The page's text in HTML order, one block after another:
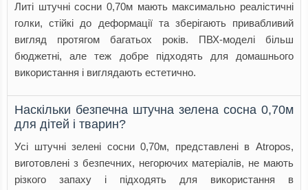
Литі штучні сосни 0,70м мають максимально реалістичні
голки, стійкі до деформації та зберігають привабливий
вигляд протягом багатьох років. ПВХ-моделі більш
бюджетні, але теж добре підходять для домашнього
використання і виглядають естетично.
Наскільки безпечна штучна зелена сосна 0,70м
для дітей і тварин?
Усі штучні зелені сосни 0,70м, представлені в Atropos,
виготовлені з безпечних, негорючих матеріалів, не мають
різкого запаху і підходять для використання в